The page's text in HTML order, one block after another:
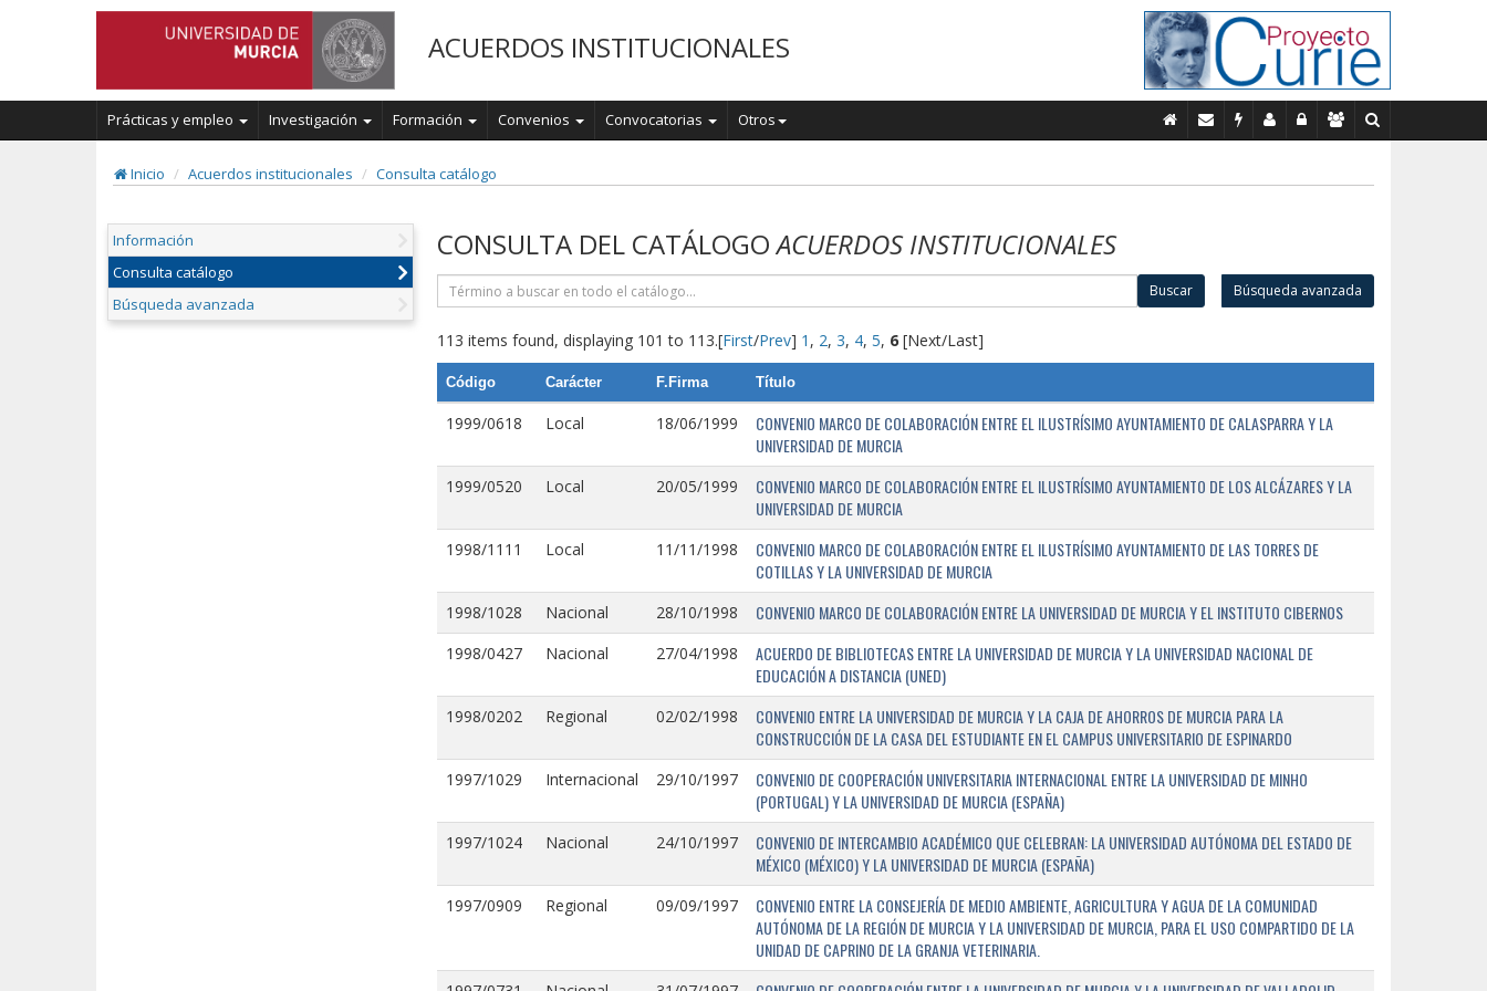
ACUERDOS INSTITUCIONALES
Prácticas y empleo Investigación Formación Convenios Convocatorias Otros
Inicio Acuerdos institucionales Consulta catálogo
Información
Consulta catálogo
Búsqueda avanzada
CONSULTA DEL CATÁLOGOACUERDOS INSTITUCIONALES
Buscar Búsqueda avanzada
113 items found, displaying 101 to 113.[First/Prev] 1 , 2, 3, 4, 5, 6[Next/Last]
Código Carácter F.Firma Título
1999/0618 Local 18/06/1999
CONVENIO MARCO DE COLABORACIÓN ENTRE EL ILUSTRÍSIMO AYUNTAMIENTO DE CALASPARRA Y LA
UNIVERSIDAD DE MURCIA
1999/0520 Local 20/05/1999
CONVENIO MARCO DE COLABORACIÓN ENTRE EL ILUSTRÍSIMO AYUNTAMIENTO DE LOS ALCÁZARES Y LA
UNIVERSIDAD DE MURCIA
1998/1111 Local 11/11/1998
CONVENIO MARCO DE COLABORACIÓN ENTRE EL ILUSTRÍSIMO AYUNTAMIENTO DE LAS TORRES DE
COTILLAS Y LA UNIVERSIDAD DE MURCIA
1998/1028 Nacional 28/10/1998 CONVENIO MARCO DE COLABORACIÓN ENTRE LA UNIVERSIDAD DE MURCIA Y EL INSTITUTO CIBERNOS
1998/0427 Nacional 27/04/1998
ACUERDO DE BIBLIOTECAS ENTRE LA UNIVERSIDAD DE MURCIA Y LA UNIVERSIDAD NACIONAL DE
EDUCACIÓN A DISTANCIA (UNED)
1998/0202 Regional 02/02/1998
CONVENIO ENTRE LA UNIVERSIDAD DE MURCIA Y LA CAJA DE AHORROS DE MURCIA PARA LA
CONSTRUCCIÓN DE LA CASA DEL ESTUDIANTE EN EL CAMPUS UNIVERSITARIO DE ESPINARDO
1997/1029 Internacional 29/10/1997
CONVENIO DE COOPERACIÓN UNIVERSITARIA INTERNACIONAL ENTRE LA UNIVERSIDAD DE MINHO
(PORTUGAL) Y LA UNIVERSIDAD DE MURCIA (ESPAÑA)
1997/1024 Nacional 24/10/1997
CONVENIO DE INTERCAMBIO ACADÉMICO QUE CELEBRAN: LA UNIVERSIDAD AUTÓNOMA DEL ESTADO DE
MÉXICO (MÉXICO) Y LA UNIVERSIDAD DE MURCIA (ESPAÑA)
1997/0909 Regional 09/09/1997
CONVENIO ENTRE LA CONSEJERÍA DE MEDIO AMBIENTE, AGRICULTURA Y AGUA DE LA COMUNIDAD
AUTÓNOMA DE LA REGIÓN DE MURCIA Y LA UNIVERSIDAD DE MURCIA, PARA EL USO COMPARTIDO DE LA
UNIDAD DE CAPRINO DE LA GRANJA VETERINARIA.